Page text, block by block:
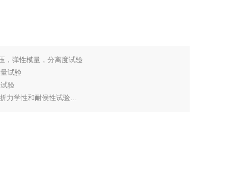
，弹性模量，分离度试验
试验
验
力学性和耐侯性试验